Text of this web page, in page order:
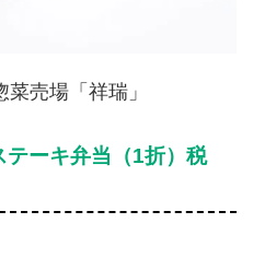
売場「祥瑞」
テーキ弁当（1折）税